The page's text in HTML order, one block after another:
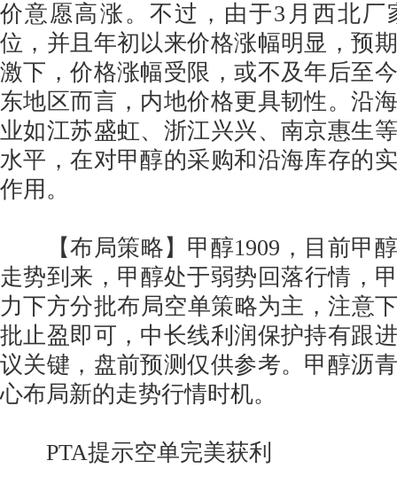
价意愿高涨。不过，由于3月西北厂
位，并且年初以来价格涨幅明显，预
激下，价格涨幅受限，或不及年后至
东地区而言，内地价格更具韧性。沿
业如江苏盛虹、浙江兴兴、南京惠生
水平，在对甲醇的采购和沿海库存的
作用。
【布局策略】甲醇1909，目前甲
走势到来，甲醇处于弱势回落行情，
力下方分批布局空单策略为主，注意
批止盈即可，中长线利润保护持有跟
议关键，盘前预测仅供参考。甲醇沥
心布局新的走势行情时机。
PTA提示空单完美获利